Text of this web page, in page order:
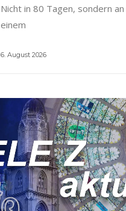
Nicht in 80 Tagen, sondern an
einem
6. August 2026